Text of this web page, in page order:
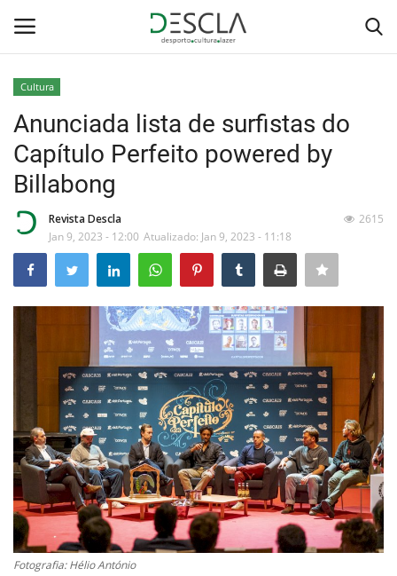
Home
Desporto
Educação
Estatuto Editorial
Saúde
Ficha técnica
Cultura
Cultura
Anunciada lista de surfistas do
Capítulo Perfeito powered by
Billabong
Revista Descla
Jan 9, 2023 - 12:00 Atualizado: Jan 9, 2023 - 11:18
2615
Fotografia: Hélio António